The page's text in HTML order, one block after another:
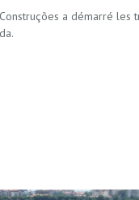
a démarré les